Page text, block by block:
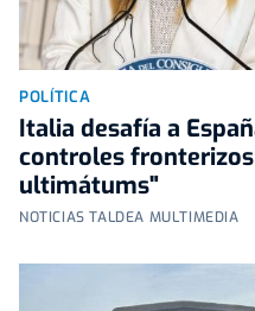
POLÍTICA
Italia desafía a
controles
ultimátums"
NOTICIAS TALDEA MULTIMEDIA